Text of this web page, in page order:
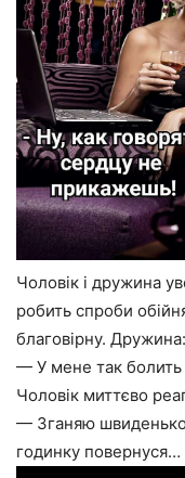
Чоловік і дружина
робить спроби
благовірну. Дружина:
— У мене так болить
Чоловік миттєво
— Зганяю швиденько
годинку повернуся…